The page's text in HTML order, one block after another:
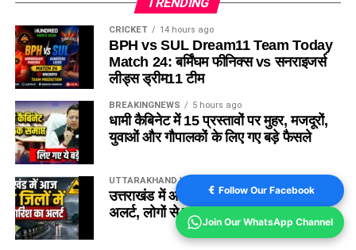
CRICKET 14 hours ago
BPH vs SUL Dream11 Team Today
Match 24: बर्मिंघम फीनिक्स vs सनराइजर्स
लीड्स ड्रीम11 टीम
BREAKINGNEWS 5 hours ago
धामी कैबिनेट में 15 प्रस्तावों पर मुहर, मजदूरों,
युवाओं और गौपालकों के लिए गए बड़े फैसले
UTTARAKHAND WEATHER
उत्तराखंड में आज सात जिलों में भारी बारिश का
अलर्ट, लोगों से सावधानी बरतने की अपील
Follow Our Facebook
Join Our WhatsApp Channel